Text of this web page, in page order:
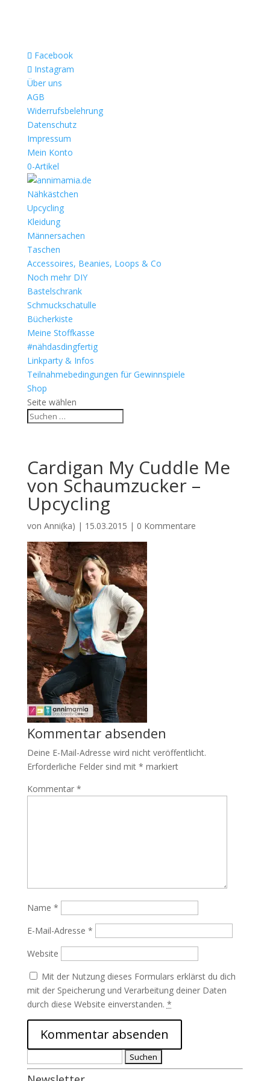
Facebook
Instagram
Über uns
AGB
Widerrufsbelehrung
Datenschutz
Impressum
Mein Konto
0-Artikel
Nähkästchen
Upcycling
Kleidung
Männersachen
Taschen
Accessoires, Beanies, Loops & Co
Noch mehr DIY
Bastelschrank
Schmuckschatulle
Bücherkiste
Meine Stoffkasse
#nähdasdingfertig
Linkparty & Infos
Teilnahmebedingungen für Gewinnspiele
Shop
Seite wählen
Cardigan My Cuddle Me
von Schaumzucker –
Upcycling
von Anni(ka) | 15.03.2015 | 0 Kommentare
Kommentar absenden
Deine E-Mail-Adresse wird nicht veröffentlicht.
Erforderliche Felder sind mit * markiert
Kommentar *
Name *
E-Mail-Adresse *
Website
Mit der Nutzung dieses Formulars erklärst du dich
mit der Speicherung und Verarbeitung deiner Daten
durch diese Website einverstanden. *
nach: